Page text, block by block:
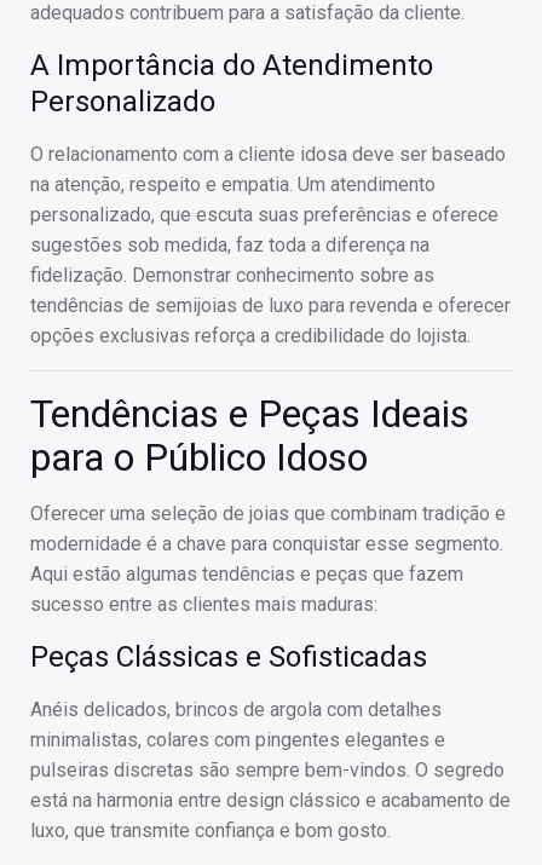
adequados contribuem para a satisfação da cliente.
A Importância do Atendimento
Personalizado
O relacionamento com a cliente idosa deve ser baseado
na atenção, respeito e empatia. Um atendimento
personalizado, que escuta suas preferências e oferece
sugestões sob medida, faz toda a diferença na
fidelização. Demonstrar conhecimento sobre as
tendências de semijoias de luxo para revenda e oferecer
opções exclusivas reforça a credibilidade do lojista.
Tendências e Peças Ideais
para o Público Idoso
Oferecer uma seleção de joias que combinam tradição e
modernidade é a chave para conquistar esse segmento.
Aqui estão algumas tendências e peças que fazem
sucesso entre as clientes mais maduras:
Peças Clássicas e Sofisticadas
Anéis delicados, brincos de argola com detalhes
minimalistas, colares com pingentes elegantes e
pulseiras discretas são sempre bem-vindos. O segredo
está na harmonia entre design clássico e acabamento de
luxo, que transmite confiança e bom gosto.